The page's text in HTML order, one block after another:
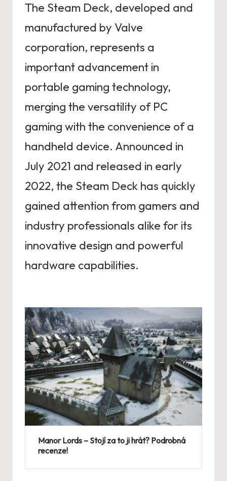
The Steam Deck, developed and
⁢manufactured by Valve‌
corporation,⁤ represents a
important advancement in
portable gaming technology,
‍merging the versatility of ⁤PC
gaming with the convenience of a
⁣handheld device.⁤ Announced in
July⁢ 2021 and released in early
2022, the ‍Steam Deck has quickly
gained attention⁤ from gamers and
industry professionals alike for its
innovative design and powerful⁢
hardware capabilities.
Manor Lords – Stojí za to ji hrát? Podrobná
recenze!